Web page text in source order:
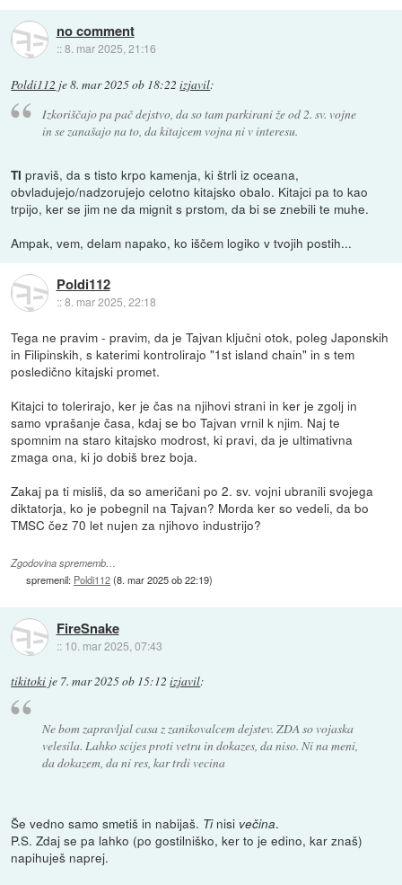
no comment
::8. mar 2025, 21:16
Poldi112 je8. mar 2025 ob 18:22 izjavil:
Izkoriščajo pa pač dejstvo, da so tam parkirani že od 2. sv. vojne
in se zanašajo na to, da kitajcem vojna ni v interesu.
TI praviš, da s tisto krpo kamenja, ki štrli iz oceana,
obvladujejo/nadzorujejo celotno kitajsko obalo. Kitajci pa to kao
trpijo, ker se jim ne da mignit s prstom, da bi se znebili te muhe.
Ampak, vem, delam napako, ko iščem logiko v tvojih postih...
Poldi112
::8. mar 2025, 22:18
Tega ne pravim - pravim, da je Tajvan ključni otok, poleg Japonskih
in Filipinskih, s katerimi kontrolirajo "1st island chain" in s tem
posledično kitajski promet.
Kitajci to tolerirajo, ker je čas na njihovi strani in ker je zgolj in
samo vprašanje časa, kdaj se bo Tajvan vrnil k njim. Naj te
spomnim na staro kitajsko modrost, ki pravi, da je ultimativna
zmaga ona, ki jo dobiš brez boja.
Zakaj pa ti misliš, da so američani po 2. sv. vojni ubranili svojega
diktatorja, ko je pobegnil na Tajvan? Morda ker so vedeli, da bo
TMSC čez 70 let nujen za njihovo industrijo?
Zgodovina sprememb…
spremenil: Poldi112(8. mar 2025 ob 22:19)
FireSnake
:: 10. mar 2025, 07:43
tikitoki je 7. mar 2025 ob 15:12 izjavil:
Ne bom zapravljal casa z zanikovalcem dejstev. ZDA so vojaska
velesila. Lahko scijes proti vetru in dokazes, da niso. Ni na meni,
da dokazem, da ni res, kar trdi vecina
Še vedno samo smetiš in nabijaš. Tinisi večina.
P.S. Zdaj se pa lahko (po gostilniško, ker to je edino, kar znaš)
napihuješ naprej.